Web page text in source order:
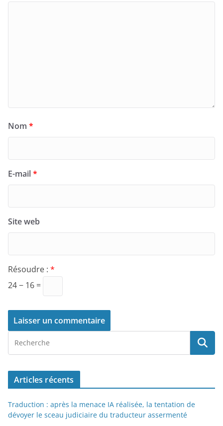
Nom *
E-mail*
Site web
Résoudre : *
24 − 16 =
Articles récents
Traduction : après la menace IA réalisée, la tentation de
dévoyer le sceau judiciaire du traducteur assermenté